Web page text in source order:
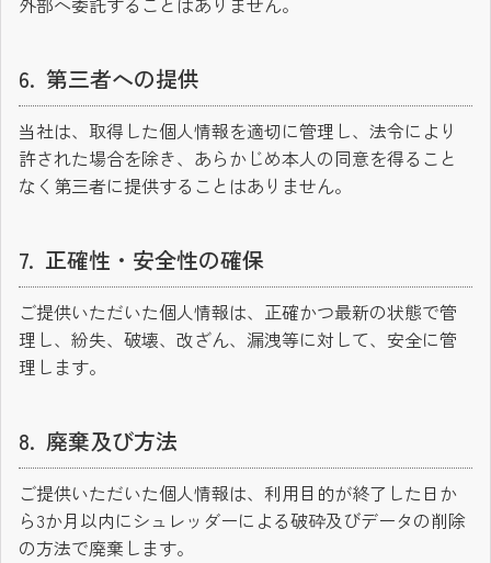
第三者への提供
当社は、取得した個人情報を適切に管理し、法令により
許された場合を除き、あらかじめ本人の同意を得ること
なく第三者に提供することはありません。
正確性・安全性の確保
ご提供いただいた個人情報は、正確かつ最新の状態で管
理し、紛失、破壊、改ざん、漏洩等に対して、安全に管
理します。
廃棄及び方法
ご提供いただいた個人情報は、利用目的が終了した日か
ら3か月以内にシュレッダーによる破砕及びデータの削除
の方法で廃棄します。